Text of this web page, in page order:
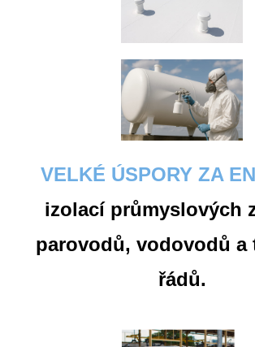
VELKÉ ÚSPORY ZA
izolací průmyslových
parovodů, vodovodů a
řádů.